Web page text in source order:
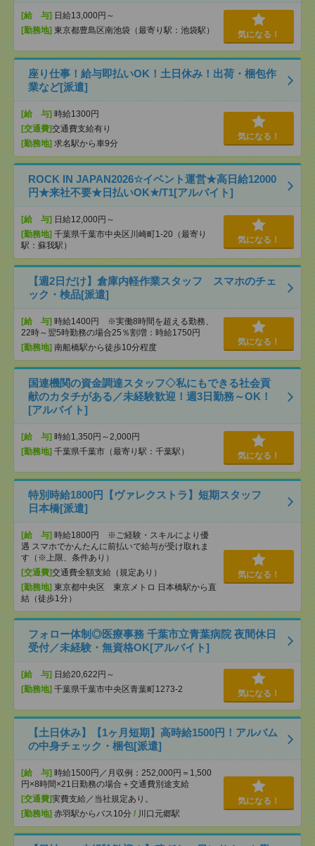
[給 与] 日給13,000円～
[勤務地] 東京都豊島区南池袋（最寄り駅：池袋駅） 気になる！
座り仕事！給与即払いOK！土日休み！出荷・梱包作
業など[派遣]
[給 与] 時給1300円
[交通費]交通費支給有り
[勤務地] 求名駅から車9分
気になる！
ROCK IN JAPAN2026☆イベント運営★高日給12000
円★来社不要★日払いOK★/T1[アルバイト]
[給 与] 日給12,000円～
[勤務地] 千葉県千葉市中央区川崎町1-20（最寄り
駅：蘇我駅）
気になる！
【週2日だけ】倉庫内軽作業スタッフ スマホのチェ
ック・検品[派遣]
[給 与] 時給1400円 ※実働8時間を超える勤務、
22時～翌5時勤務の場合25％割増：時給1750円
[勤務地] 南船橋駅から徒歩10分程度
気になる！
国連機関の資金調達スタッフ◇私にもできる社会貢
献のカタチがある／未経験歓迎！週3日勤務～OK！
[アルバイト]
[給 与] 時給1,350円～2,000円
[勤務地] 千葉県千葉市（最寄り駅：千葉駅） 気になる！
特別時給1800円【ヴァレクストラ】短期スタッフ
日本橋[派遣]
[給 与] 時給1800円 ※ご経験・スキルにより優
遇 スマホでかんたんに前払いで給与が受け取れま
す（※上限、条件あり）
[交通費]交通費全額支給（規定あり）
[勤務地] 東京都中央区 東京メトロ 日本橋駅から直
結（徒歩1分）
気になる！
フォロー体制◎医療事務 千葉市立青葉病院 夜間休日
受付／未経験・無資格OK[アルバイト]
[給 与] 日給20,622円～
[勤務地] 千葉県千葉市中央区青葉町1273-2 気になる！
【土日休み】【1ヶ月短期】高時給1500円！アルバム
の中身チェック・梱包[派遣]
[給 与] 時給1500円／月収例：252,000円＝1,500
円×8時間×21日勤務の場合＋交通費別途支給
[交通費]実費支給／当社規定あり。
[勤務地] 赤羽駅からバス10分 / 川口元郷駅
気になる！